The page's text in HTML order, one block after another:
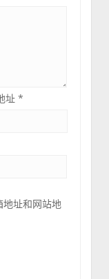
址*
地址和网站地